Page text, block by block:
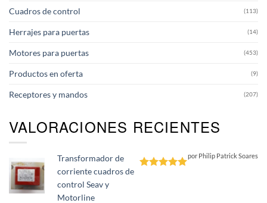
Cuadros de control (113)
Herrajes para puertas (14)
Motores para puertas (453)
Productos en oferta (9)
Receptores y mandos (207)
VALORACIONES RECIENTES
Transformador de
corriente cuadros de
control Seav y
Motorline
por Philip Patrick Soares